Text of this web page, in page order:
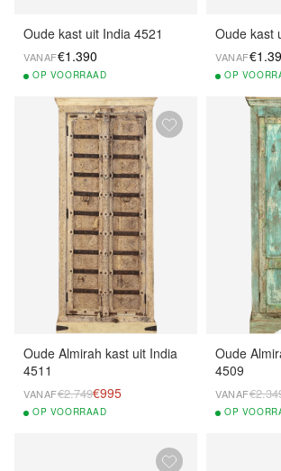
Oude kast uit India 4521
VANAF€1.390
OP VOORRAAD
Oude kast
VANAF
OP
Oude Almirah kast uit India
4511
VANAF€2.749€995
OP VOORRAAD
Oude
4509
VANAF
OP